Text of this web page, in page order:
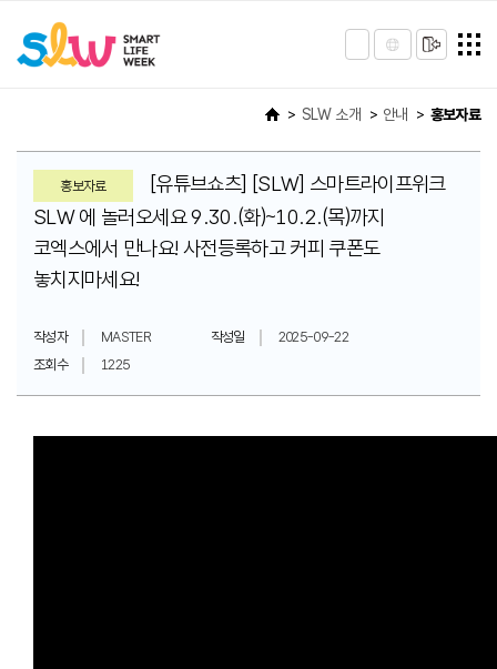
SLW 소개 안내 홍보자료
홍보자료
[유튜브쇼츠] [SLW] 스마트라이프위크
SLW 에 놀러오세요 9.30.(화)~10.2.(목)까지
코엑스에서 만나요! 사전등록하고 커피 쿠폰도
놓치지마세요!
작성자 MASTER 작성일
2025-09-22
조회수
1225